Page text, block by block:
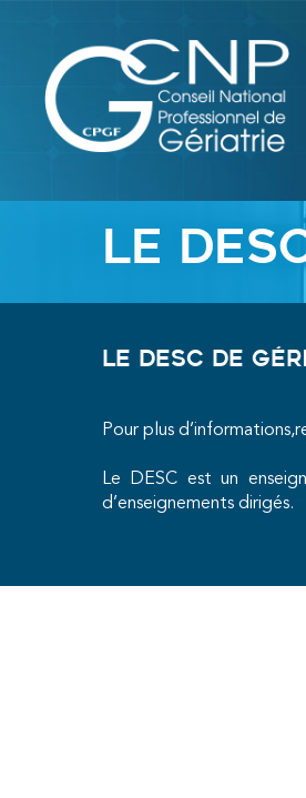
contenu
LE
Le DESC de
Pour plus
Le DESC est un
d’enseignements dirigés.